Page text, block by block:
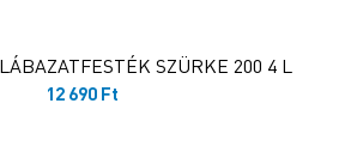
SZÜRKE 200 4 L
12 690 Ft